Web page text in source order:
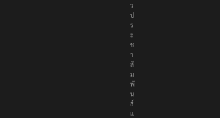
า
ว
ป
ร
ะ
ช
า
สั
ม
พั
น
ธ์